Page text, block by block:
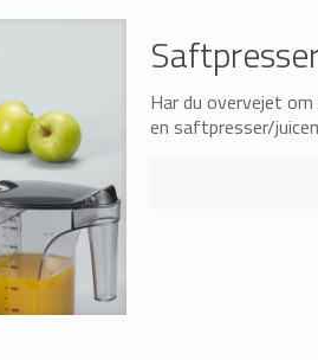
Har du overvejet
en saftpresser/